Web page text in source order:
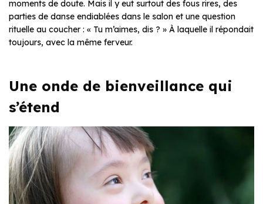
moments de doute. Mais il y eut surtout des fous rires, des
parties de danse endiablées dans le salon et une question
rituelle au coucher : « Tu m’aimes, dis ? » À laquelle il répondait
toujours, avec la même ferveur.
Une onde de bienveillance qui
s’étend